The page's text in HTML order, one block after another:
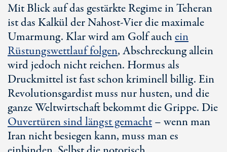
Mit Blick auf das gestärkte Regime in Teheran
ist das Kalkül der Nahost-Vier die maximale
Umarmung. Klar wird am Golf auchein
Rüstungswettlauf folgen, Abschreckung allein
wird jedoch nicht reichen. Hormus als
Druckmittel ist fast schon kriminell billig. Ein
Revolutionsgardist muss nur husten, und die
ganze Weltwirtschaft bekommt die Grippe. Die
Ouvertüren sind längst gemacht– wenn man
Iran nicht besiegen kann, muss man es